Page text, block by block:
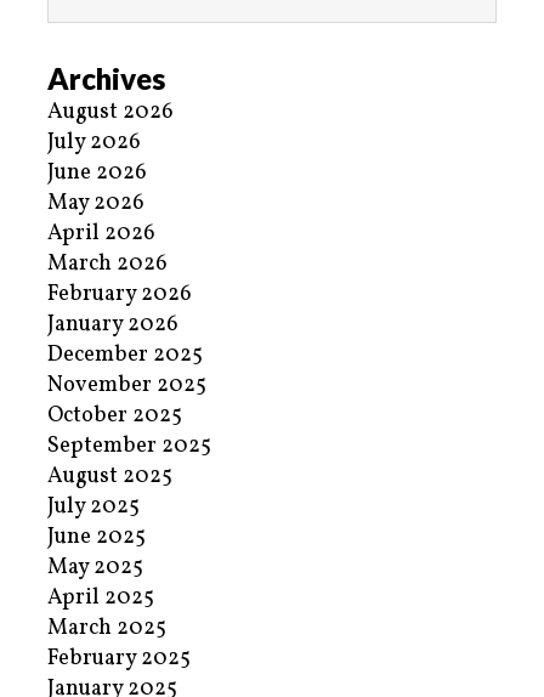
Archives
August 2026
July 2026
June 2026
May 2026
April 2026
March 2026
February 2026
January 2026
December 2025
November 2025
October 2025
September 2025
August 2025
July 2025
June 2025
May 2025
April 2025
March 2025
February 2025
January 2025